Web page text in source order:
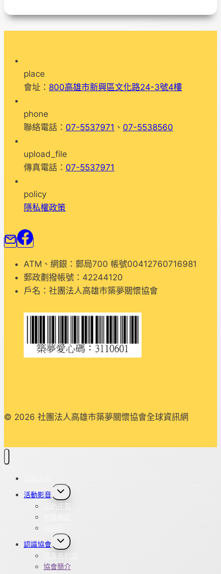
place
會址： 800高雄市新興區文化路24-3號4樓
phone
聯絡電話： 07-5537971 、 07-5538560
upload_file
傳真電話： 07-5537971
policy
隱私權政策
ATM、網銀：郵局700 帳號00412760716981
郵政劃撥帳號：42244120
戶名：社團法人高雄市築夢關懷協會
© 2026 社團法人高雄市築夢關懷協會全球資訊網
活動影音
Toggle
child
menu
活動花絮
認識協會
Toggle
child
menu
理事長的話
協會簡介